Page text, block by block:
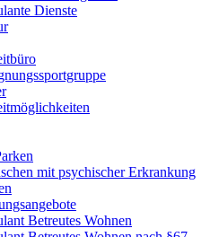
Dienste
mit psychischer Erkrankung
Betreutes Wohnen